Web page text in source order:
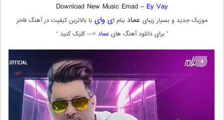
Download New Music Emad – Ey Vay
موزیک جدید و بسیار زیبای عماد بنام ای وای با بالاترین کیفیت در آهنگ فاخر
” برای دانلود آهنگ هایعماد <— کلیک کنید “